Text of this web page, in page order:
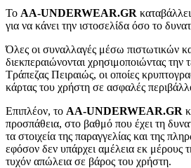
Το AA-UNDERWEAR.GR
για να κάνει την ιστοσελίδα όσο το
Όλες οι συναλλαγές μέσω πιστωτικών
διεκπεραιώνονται χρησιμοποιώντας
Τράπεζας Πειραιώς, οι οποίες
κάρτας του χρήστη σε ασφαλές
Επιπλέον, το AA-UNDERWEAR.GR
προσπάθεια, στο βαθμό που έχει τη
τα στοιχεία της παραγγελίας και της
εφόσον δεν υπάρχει αμέλεια εκ μέρους
τυχόν απώλεια σε βάρος του χρήστη.